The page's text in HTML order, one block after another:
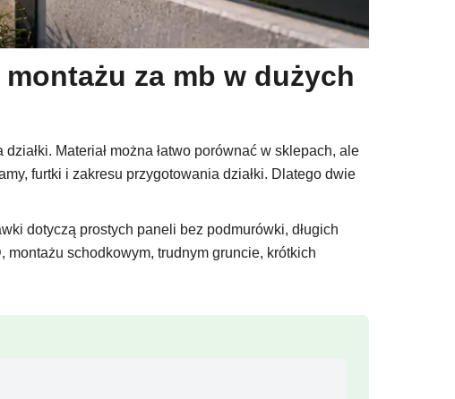
za mb w dużych
Materiał można łatwo porównać w sklepach, ale
furtki i zakresu przygotowania działki. Dlatego dwie
dotyczą prostych paneli bez podmurówki, długich
schodkowym, trudnym gruncie, krótkich